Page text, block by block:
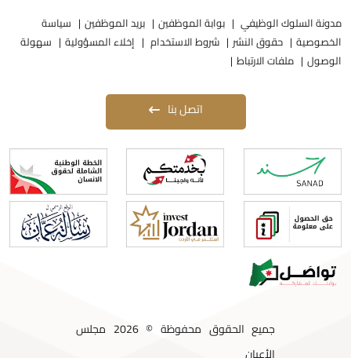
مدونة السلوك الوظيفي بوابة الموظفين بريد الموظفين
سياسة
الخصوصية
حقوق النشر شروط الاستخدام إخلاء المسؤولية
سهولة
الوصول
ملفات الارتباط
اتصل بنا
جميع الحقوق محفوظة © 2026 مجلس
الأعيان